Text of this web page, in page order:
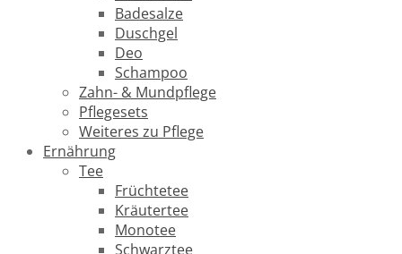
Badesalze
Duschgel
Deo
Schampoo
Zahn- & Mundpflege
Pflegesets
Weiteres zu Pflege
Ernährung
Tee
Früchtetee
Kräutertee
Monotee
Schwarztee